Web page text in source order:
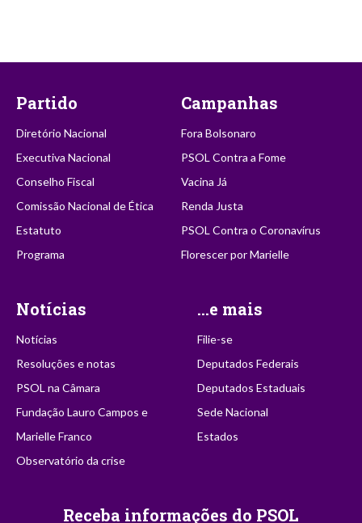
Partido
Diretório Nacional
Executiva Nacional
Conselho Fiscal
Comissão Nacional de Ética
Estatuto
Programa
Campanhas
Fora Bolsonaro
PSOL Contra a Fome
Vacina Já
Renda Justa
PSOL Contra o Coronavírus
Florescer por Marielle
Notícias
Notícias
Resoluções e notas
PSOL na Câmara
Fundação Lauro Campos e
Marielle Franco
Observatório da crise
...e mais
Filie-se
Deputados Federais
Deputados Estaduais
Sede Nacional
Estados
Receba informações do PSOL